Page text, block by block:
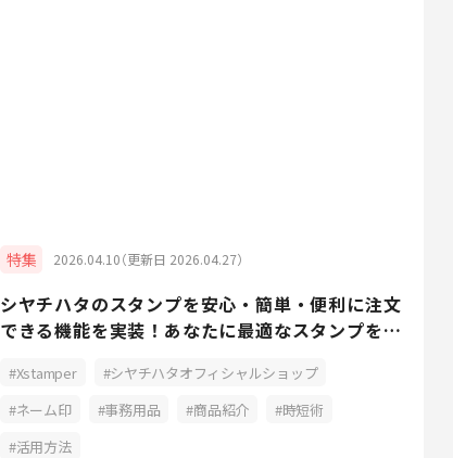
特集 2026.04.10（更新日 2026.04.27）
シヤチハタのスタンプを安心・簡単・便利に注文
できる機能を実装！あなたに最適なスタンプをシ
Xstamper
シヤチハタオフィシャルショップ
ネーム印
事務用品 商品紹介
時短術
活用方法